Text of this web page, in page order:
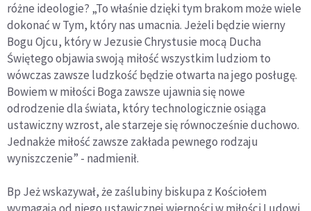
różne ideologie? „To właśnie dzięki tym brakom może wiele
dokonać w Tym, który nas umacnia. Jeżeli będzie wierny
Bogu Ojcu, który w Jezusie Chrystusie mocą Ducha
Świętego objawia swoją miłość wszystkim ludziom to
wówczas zawsze ludzkość będzie otwarta na jego posługę.
Bowiem w miłości Boga zawsze ujawnia się nowe
odrodzenie dla świata, który technologicznie osiąga
ustawiczny wzrost, ale starzeje się równocześnie duchowo.
Jednakże miłość zawsze zakłada pewnego rodzaju
wyniszczenie” - nadmienił.
Bp Jeż wskazywał, że zaślubiny biskupa z Kościołem